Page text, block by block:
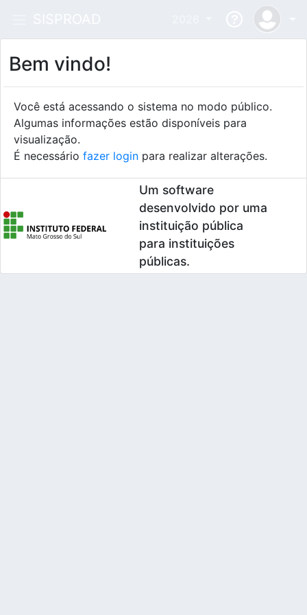
Bem vindo!
Você está acessando o sistema no modo público.
Algumas informações estão disponíveis para
visualização.
É necessário fazer login para realizar alterações.
Um software
desenvolvido por uma
instituição pública
para instituições
públicas.